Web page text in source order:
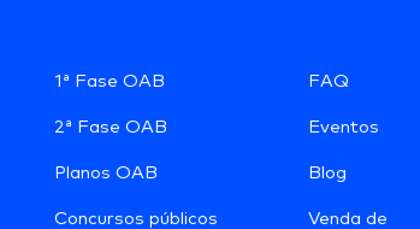
1ª Fase OAB
2ª Fase OAB
Planos OAB
Concursos públicos
FAQ
Eventos
Blog
Venda de